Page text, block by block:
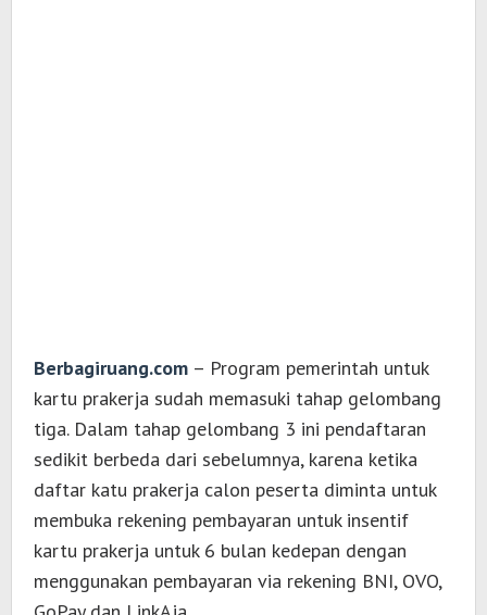
Berbagiruang.com – Program pemerintah untuk
kartu prakerja sudah memasuki tahap gelombang
tiga. Dalam tahap gelombang 3 ini pendaftaran
sedikit berbeda dari sebelumnya, karena ketika
daftar katu prakerja calon peserta diminta untuk
membuka rekening pembayaran untuk insentif
kartu prakerja untuk 6 bulan kedepan dengan
menggunakan pembayaran via rekening BNI, OVO,